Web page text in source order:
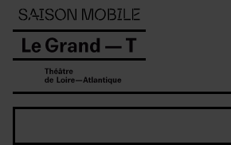
Panneau de gestion des cookies